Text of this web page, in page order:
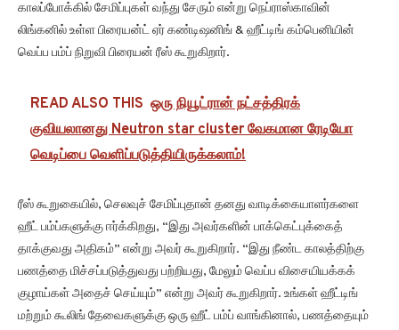
காலப்போக்கில் சேமிப்புகள் வந்து சேரும் என்று நெப்ராஸ்காவின்
லிங்கனில் உள்ள பிரையன்ட் ஏர் கண்டிஷனிங் & ஹீட்டிங் கம்பெனியின்
வெப்ப பம்ப் நிறுவி பிரையன் ரீஸ் கூறுகிறார்.
READ ALSO THIS ஒரு நியூட்ரான் நட்சத்திரக்
குவியலானது Neutron star cluster வேகமான ரேடியோ
வெடிப்பை வெளிப்படுத்தியிருக்கலாம்!
ரீஸ் கூறுகையில், செலவுச் சேமிப்புதான் தனது வாடிக்கையாளர்களை
ஹீட் பம்ப்களுக்கு ஈர்க்கிறது, “இது அவர்களின் பாக்கெட்புக்கைத்
தாக்குவது அதிகம்” என்று அவர் கூறுகிறார். “இது நீண்ட காலத்திற்கு
பணத்தை மிச்சப்படுத்துவது பற்றியது, மேலும் வெப்ப விசையியக்கக்
குழாய்கள் அதைச் செய்யும்” என்று அவர் கூறுகிறார். உங்கள் ஹீட்டிங்
மற்றும் கூலிங் தேவைகளுக்கு ஒரு ஹீட் பம்ப் வாங்கினால், பணத்தையும்